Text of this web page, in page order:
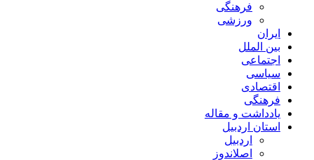
فرهنگی
ورزشی
ایران
بین الملل
اجتماعی
سیاسی
اقتصادی
فرهنگی
یادداشت و مقاله
استان اردبیل
اردبیل
اصلاندوز